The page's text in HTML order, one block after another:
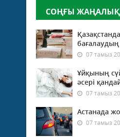
СОҢҒЫ
07 тамыз
Ұйқының
әсері
07 тамыз
Астанада
07 тамыз